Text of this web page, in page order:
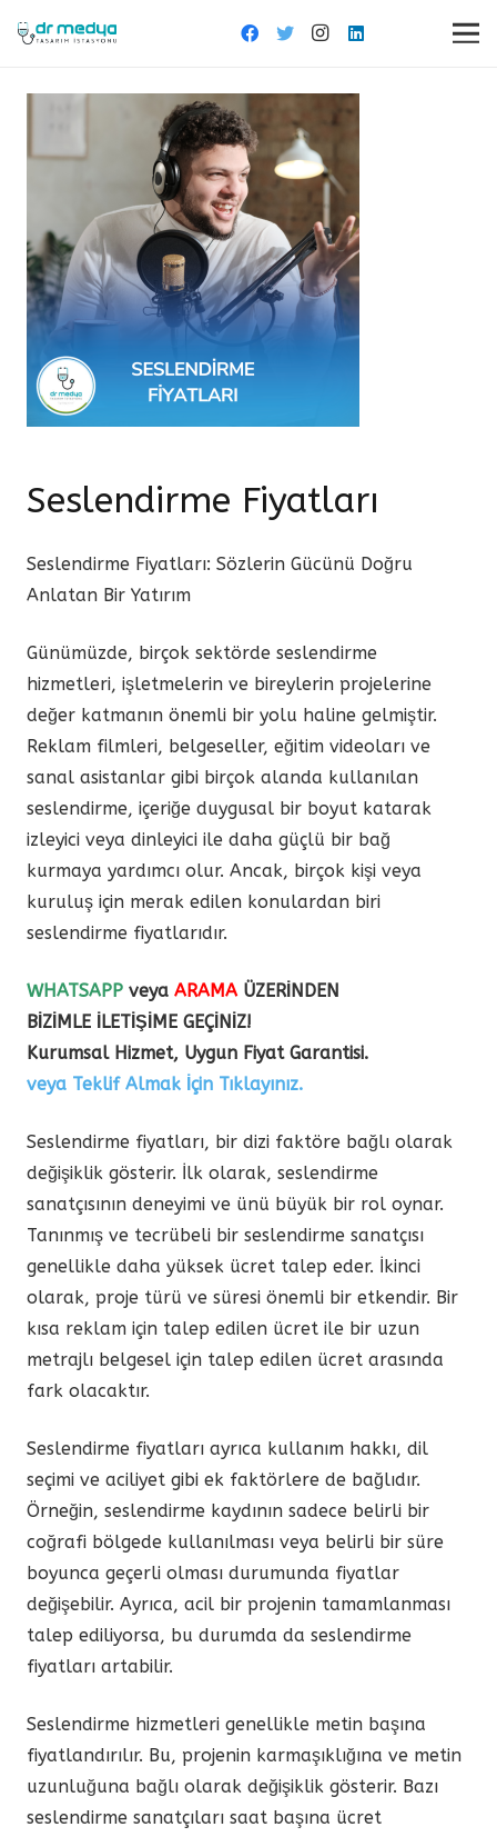
Seslendirme Fiyatları
Seslendirme Fiyatları: Sözlerin Gücünü Doğru
Anlatan Bir Yatırım
Günümüzde, birçok sektörde seslendirme
hizmetleri, işletmelerin ve bireylerin projelerine
değer katmanın önemli bir yolu haline gelmiştir.
Reklam filmleri, belgeseller, eğitim videoları ve
sanal asistanlar gibi birçok alanda kullanılan
seslendirme, içeriğe duygusal bir boyut katarak
izleyici veya dinleyici ile daha güçlü bir bağ
kurmaya yardımcı olur. Ancak, birçok kişi veya
kuruluş için merak edilen konulardan biri
seslendirme fiyatlarıdır.
WHATSAPP veya ARAMAÜZERİNDEN
BİZİMLE İLETİŞİME GEÇİNİZ!
Kurumsal Hizmet, Uygun Fiyat Garantisi.
veya Teklif Almak İçin Tıklayınız.
Seslendirme fiyatları, bir dizi faktöre bağlı olarak
değişiklik gösterir. İlk olarak, seslendirme
sanatçısının deneyimi ve ünü büyük bir rol oynar.
Tanınmış ve tecrübeli bir seslendirme sanatçısı
genellikle daha yüksek ücret talep eder. İkinci
olarak, proje türü ve süresi önemli bir etkendir. Bir
kısa reklam için talep edilen ücret ile bir uzun
metrajlı belgesel için talep edilen ücret arasında
fark olacaktır.
Seslendirme fiyatları ayrıca kullanım hakkı, dil
seçimi ve aciliyet gibi ek faktörlere de bağlıdır.
Örneğin, seslendirme kaydının sadece belirli bir
coğrafi bölgede kullanılması veya belirli bir süre
boyunca geçerli olması durumunda fiyatlar
değişebilir. Ayrıca, acil bir projenin tamamlanması
talep ediliyorsa, bu durumda da seslendirme
fiyatları artabilir.
Seslendirme hizmetleri genellikle metin başına
fiyatlandırılır. Bu, projenin karmaşıklığına ve metin
uzunluğuna bağlı olarak değişiklik gösterir. Bazı
seslendirme sanatçıları saat başına ücret